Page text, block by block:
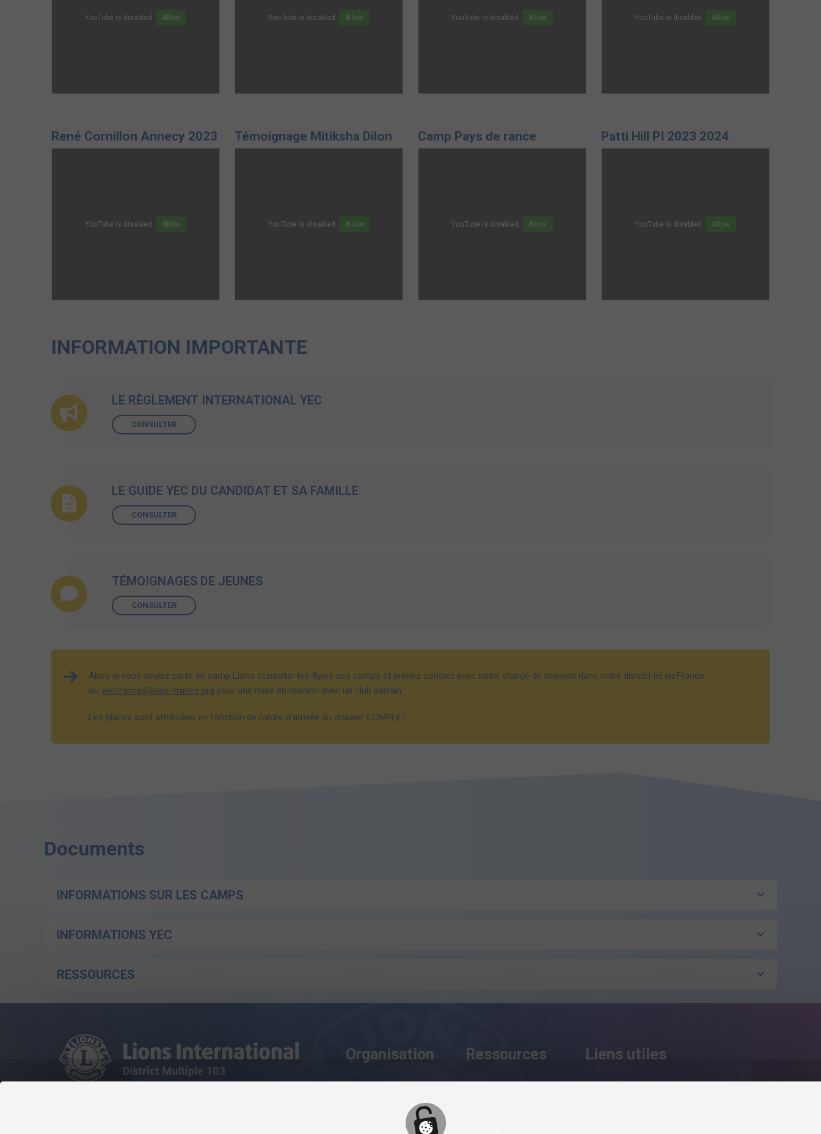
YouTube is disabled. Allow YouTube is disabled. Allow YouTube is disabled. Allow YouTube is disabled. Allow
René Cornillon Annecy 2023
YouTube is disabled. Allow
Témoignage Mitiksha Dilon
YouTube is disabled. Allow
Camp Pays de rance
YouTube is disabled. Allow
Patti Hill PI 2023 2024
YouTube is disabled. Allow
INFORMATION IMPORTANTE
LE RÈGLEMENT INTERNATIONAL YEC
CONSULTER
LE GUIDE YEC DU CANDIDAT ET SA FAMILLE
CONSULTER
TÉMOIGNAGES DE JEUNES
CONSULTER
Alors si vous voulez partir en camp Lions consulter les flyers des camps et prenez contact avec notre chargé de mission dans votre district ici en France
ou yecfrance@lions-france.org pour une mise en relation avec un club parrain.
Les places sont attribuées en fonction de l’ordre d’arrivée du dossier COMPLET.
Documents
INFORMATIONS SUR LES CAMPS
INFORMATIONS YEC
RESSOURCES
Organisation
ÉCHANGES DE JEUNES
LES FONDATIONS
Ressources Liens utiles